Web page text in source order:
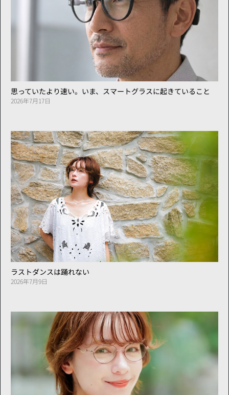
思っていたより速い。いま、スマートグラスに起きていること
2026年7月17日
ラストダンスは踊れない
2026年7月9日